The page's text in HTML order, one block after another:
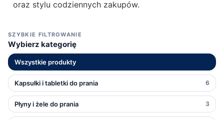
SZYBKIE FILTROWANIE
Wybierz kategorię
Wszystkie produkty
Kapsułki i tabletki do prania 6
Płyny i żele do prania 3
oraz stylu codziennych zakupów.